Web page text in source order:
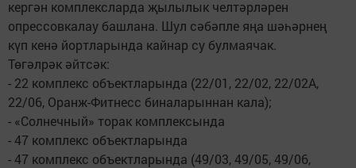
кергән комплексларда җылылык челтәрләрен
опрессовкалау башлана. Шул сәбәпле яңа шәһәрнең
күп кенә йортларында кайнар су булмаячак.
Төгәлрәк әйтсәк:
- 22 комплекс объектларында (22/01, 22/02, 22/02А,
22/06, Оранж-Фитнесс биналарыннан кала);
- «Солнечный» торак комплексында
- 47 комплекс объектларында
- 47 комплекс объектларында (49/03, 49/05, 49/06,